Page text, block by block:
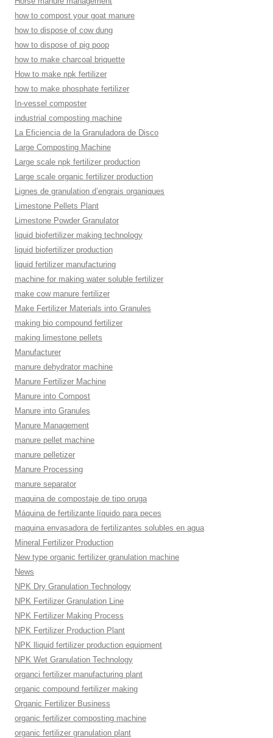
how to compost your goat manure
how to dispose of cow dung
how to dispose of pig poop
how to make charcoal briquette
How to make npk fertilizer
how to make phosphate fertilizer
In-vessel composter
industrial composting machine
La Eficiencia de la Granuladora de Disco
Large Composting Machine
Large scale npk fertilizer production
Large scale organic fertilizer production
Lignes de granulation d’engrais organiques
Limestone Pellets Plant
Limestone Powder Granulator
liquid biofertilizer making technology
liquid biofertilizer production
liquid fertilizer manufacturing
machine for making water soluble fertilizer
make cow manure fertilizer
Make Fertilizer Materials into Granules
making bio compound fertilizer
making limestone pellets
Manufacturer
manure dehydrator machine
Manure Fertilizer Machine
Manure into Compost
Manure into Granules
Manure Management
manure pellet machine
manure pelletizer
Manure Processing
manure separator
maquina de compostaje de tipo oruga
Máquina de fertilizante líquido para peces
maquina envasadora de fertilizantes solubles en agua
Mineral Fertilizer Production
New type organic fertilizer granulation machine
News
NPK Dry Granulation Technology
NPK Fertilizer Granulation Line
NPK Fertilizer Making Process
NPK Fertilizer Production Plant
NPK lliquid fertilizer production equipment
NPK Wet Granulation Technology
organci fertilizer manufacturing plant
organic compound fertilizer making
Organic Fertilizer Business
organic fertilizer composting machine
organic fertilizer granulation plant